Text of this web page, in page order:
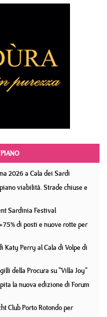
2026 a Cala dei Sardi
viabilità. Strade chiuse e
Sardinia Festival
di posti e nuove rotte per
Katy Perry al Cala di Volpe di
della Procura su "Villa Joy"
la nuova edizione di Forum
Club Porto Rotondo per